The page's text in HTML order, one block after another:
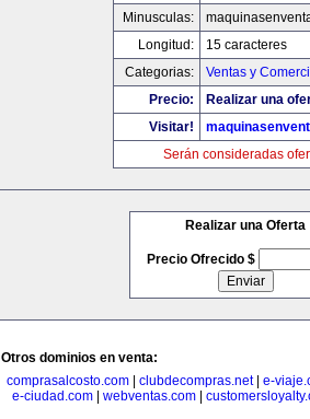
Minusculas:
Longitud:
15 caracteres
Categorias:
Ventas y
Precio:
Realizar una
Visitar!
Serán consideradas
Realizar una Oferta
Precio Ofrecido $
Otros dominios en venta:
comprasalcosto.com
clubdecompras.net| e-
e-ciudad.com| webventas.com|